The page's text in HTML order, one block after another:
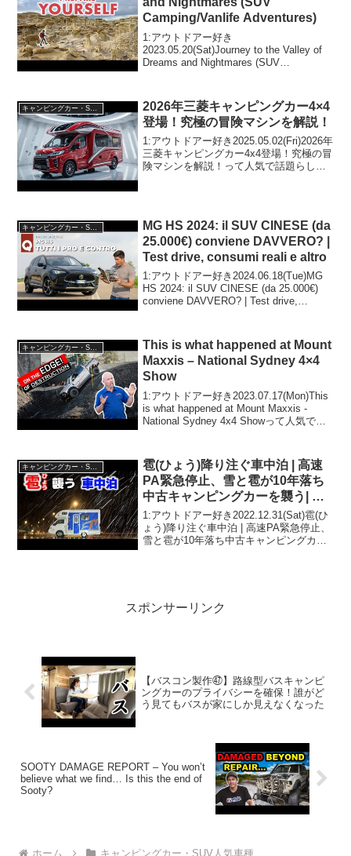
Camping/Vanlife Adventures)
1:アウトドアー好き
2023.05.20(Sat)Journey to the Valley of
Dreams and Nightmares (SUV
2026年三菱キャンピングカー4×4
登場！究極の冒険マシンを解説！
1:アウトドアー好き2025.05.02(Fri)2026年
三菱キャンピングカー4x4登場！究極の冒
険マシンを解説！って人気で話題らしい
キャンピングカー・SUV人気車種
MG HS 2024: il SUV CINESE (da
25.000€) conviene DAVVERO? |
Test drive, consumi reali e altro
1:アウトドアー好き2024.06.18(Tue)MG
HS 2024: il SUV CINESE (da 25.000€)
conviene DAVVERO? | Test drive,
This is what happened at Mount
Maxxis – National Sydney 4×4
Show
1:アウトドアー好き2023.07.17(Mon)This
is what happened at Mount Maxxis -
National Sydney 4x4 Showって人気で話
キャンピングカー・SUV人気車種
雹(ひょう)降り注ぐ車中泊 | 高速
PA緊急停止、雪と雹が10年落ち
中古キャンピングカーを襲う| 嫁
のぱしり旅前編 | 特別青マッシュ
1:アウトドアー好き2022.12.31(Sat)雹(ひ
ょう)降り注ぐ車中泊 | 高速PA緊急停止、
雪と雹が10年落ち中古キャンピングカー
スポンサーリンク
【バスコン製作㊼】路線型バスキャンピ
ングカーのプライバシーを確保！誰がど
う見てもバスが家にしか見えなくなった
SOOTY DAMAGE REPORT – You won’t
believe what we find… Is this the end of
Sooty?
ホーム キャンピングカー・SUV人気車種